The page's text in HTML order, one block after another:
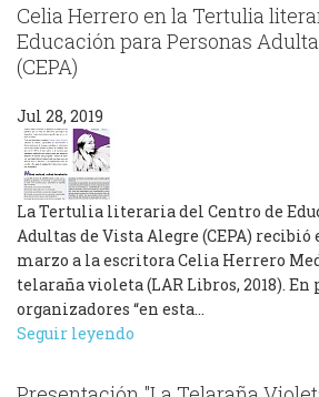
Celia Herrero en la Tertulia
Educación para Personas
(CEPA)
Jul 28, 2019
La Tertulia literaria del Centro de
Adultas de Vista Alegre (CEPA) recibió
marzo a la escritora Celia Herrero
telaraña violeta (LAR Libros, 2018). En
organizadores “en esta…
Seguir leyendo